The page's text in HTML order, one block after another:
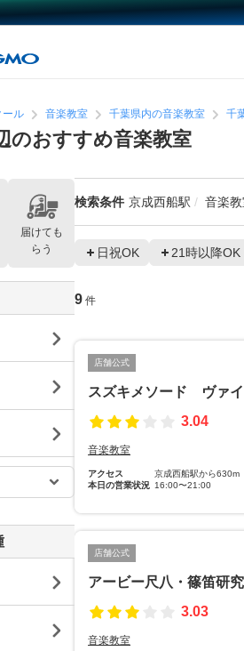
ール 音楽教室 千葉県内の音楽教室 千
のおすすめ音楽教室
検索条件 京成西船駅 音楽教
日祝OK 21時以降OK
9 件
店舗公式
スズキメソード ヴァ
3.04
音楽教室
アクセス
京成西船駅から630m
本日の営業状況 16:00〜21:00
店舗公式
アービー尺八・篠笛研
3.03
音楽教室
届けても
らう